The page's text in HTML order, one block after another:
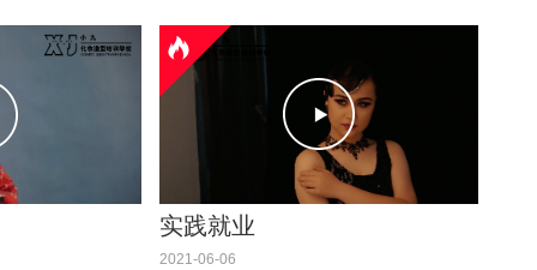
实践就业
2021-06-06